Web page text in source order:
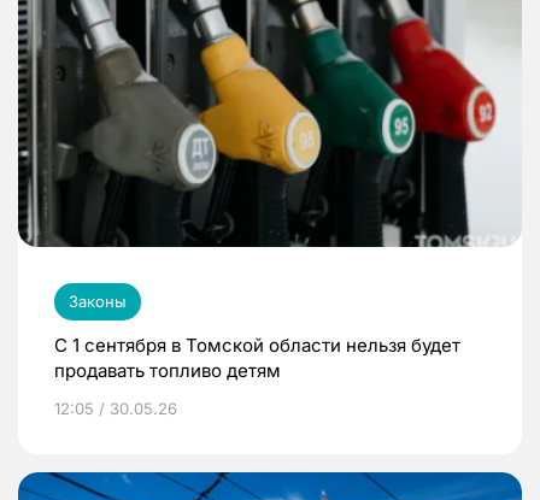
Законы
С 1 сентября в Томской области нельзя будет
продавать топливо детям
12:05 / 30.05.26